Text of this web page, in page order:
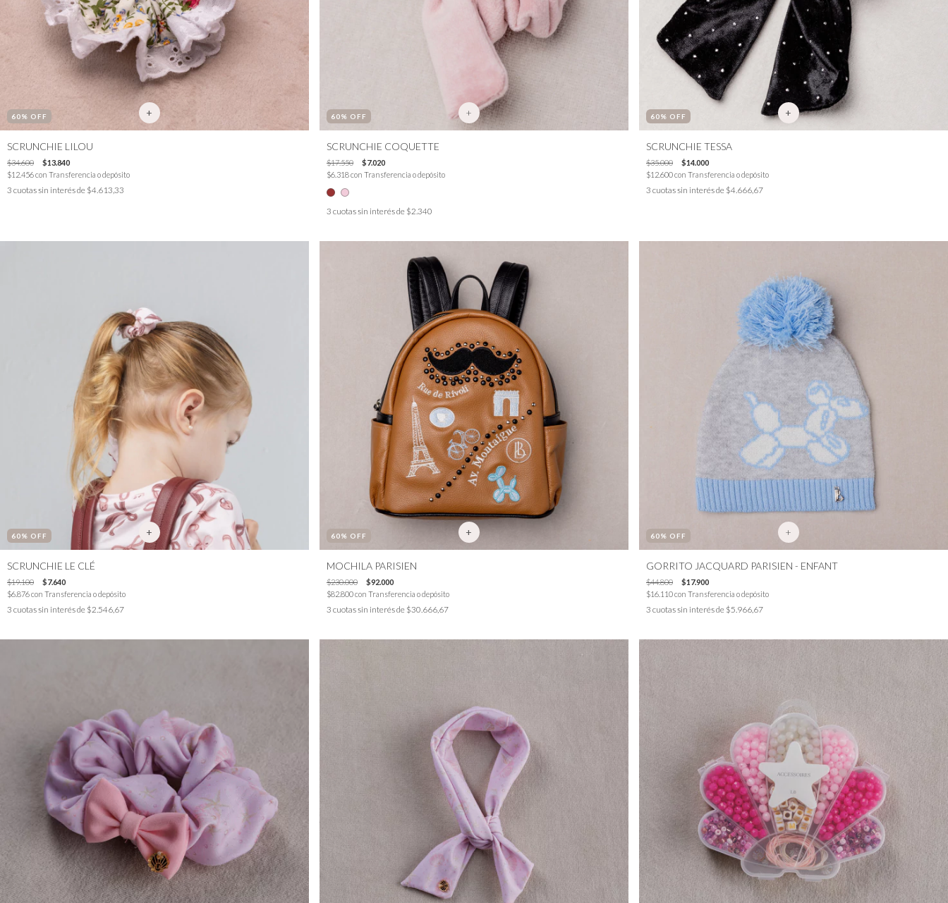
60% OFF
SCRUNCHIE LILOU
$34.600
$13.840
$12.456con Transferencia o depósito
3 cuotas sin interés de $4.613,33
60% OFF +
SCRUNCHIE COQUETTE
$17.550
$7.020
$6.318con Transferencia o depósito
3 cuotas sin interés de $2.340
60% OFF
SCRUNCHIE TESSA
$35.000
$14.000
$12.600con Transferencia o depósito
3 cuotas sin interés de $4.666,67
60% OFF
SCRUNCHIE LE CLÉ
$19.100
$7.640
$6.876con Transferencia o depósito
3 cuotas sin interés de $2.546,67
60% OFF
MOCHILA PARISIEN
$230.000
$92.000
$82.800con Transferencia o depósito
3 cuotas sin interés de $30.666,67
60% OFF +
GORRITO JACQUARD PARISIEN - ENFANT
$44.800
$17.900
$16.110con Transferencia o depósito
3 cuotas sin interés de $5.966,67